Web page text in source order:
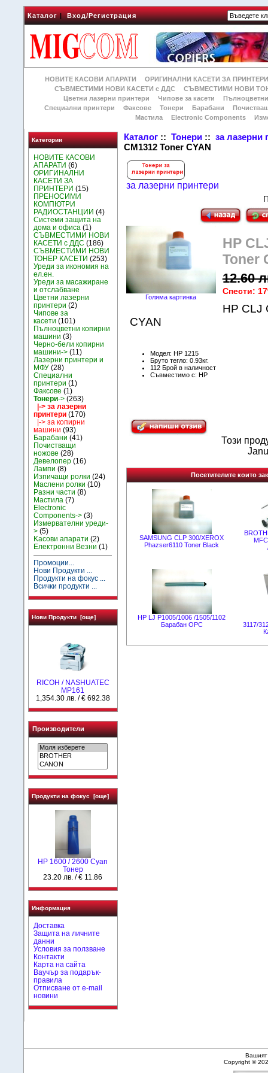
Каталог|Вход/Регистрация
НОВИТЕ КАСОВИ АПАРАТИ
ОРИГИНАЛНИ КАСЕТИ ЗА
СЪВМЕСТИМИ НОВИ КАСЕТИ с ДДС
СЪВМЕСТИМИ НОВИ
Цветни лазерни принтери
Чипове за касети
Специални принтери
Факсове Тонери Барабани
Мастила
Electronic Components
Категории
НОВИТЕ КАСОВИ
АПАРАТИ (6)
ОРИГИНАЛНИ
КАСЕТИ ЗА
ПРИНТЕРИ (15)
ПРЕНОСИМИ
КОМПЮТРИ
РАДИОСТАНЦИИ (4)
Системи защита на
дома и офиса (1)
СЪВМЕСТИМИ НОВИ
КАСЕТИ с ДДС (186)
СЪВМЕСТИМИ НОВИ
ТОНЕР КАСЕТИ (253)
Уреди за икономия на
ел.ен.
Уреди за масажиране
и отслабване
Цветни лазерни
принтери (2)
Чипове за
касети (101)
Пълноцветни копирни
машини (3)
Черно-бели копирни
машини-> (11)
Лазерни принтери и
МФУ (28)
Специални
принтери (1)
Факсове (1)
Тонери-> (263)
|-> за лазерни
принтери (170)
|-> за копирни
машини (93)
Барабани (41)
Почистващи
ножове (28)
Девелопер (16)
Лампи (8)
Изпичащи ролки (24)
Маслени ролки (10)
Разни части (8)
Мастила (7)
Electronic
Components-> (3)
Измервателни уреди-
> (5)
Kасови апарати (2)
Електронни Везни (1)
Промоции...
Нови Продукти ...
Продукти на фокус ...
Всички продукти ...
Нови Продукти [още]
RICOH / NASHUATEC
MP161
1,354.30 лв. / € 692.38
Производители
Продукти на фокус [още]
HР 1600 / 2600 Cyan
Тонер
23.20 лв. / € 11.86
Информация
Доставка
Защита на личните
данни
Условия за ползване
Контакти
Карта на сайта
Ваучър за подарък-
правила
Отписване от e-mail
новини
Каталог ::Тонери ::за лазерни
CM1312 Toner CYAN
за лазерни принтери
Голяма картинка
HP
Toner
12.60
Спести:
HP CLJ
CYAN
Модел: HP 1215
Бруто тегло: 0.93кг.
112 Брой в наличност
Съвместимо с: HP
Този
Посетителите които
SAMSUNG CLP 300/XEROX
Phazser6110 Toner Black
HP LJ P1005/1006 /1505/1102
Барабан OPC
3117/
Copyright ©